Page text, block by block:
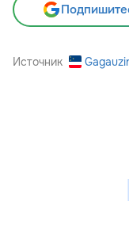
Источник